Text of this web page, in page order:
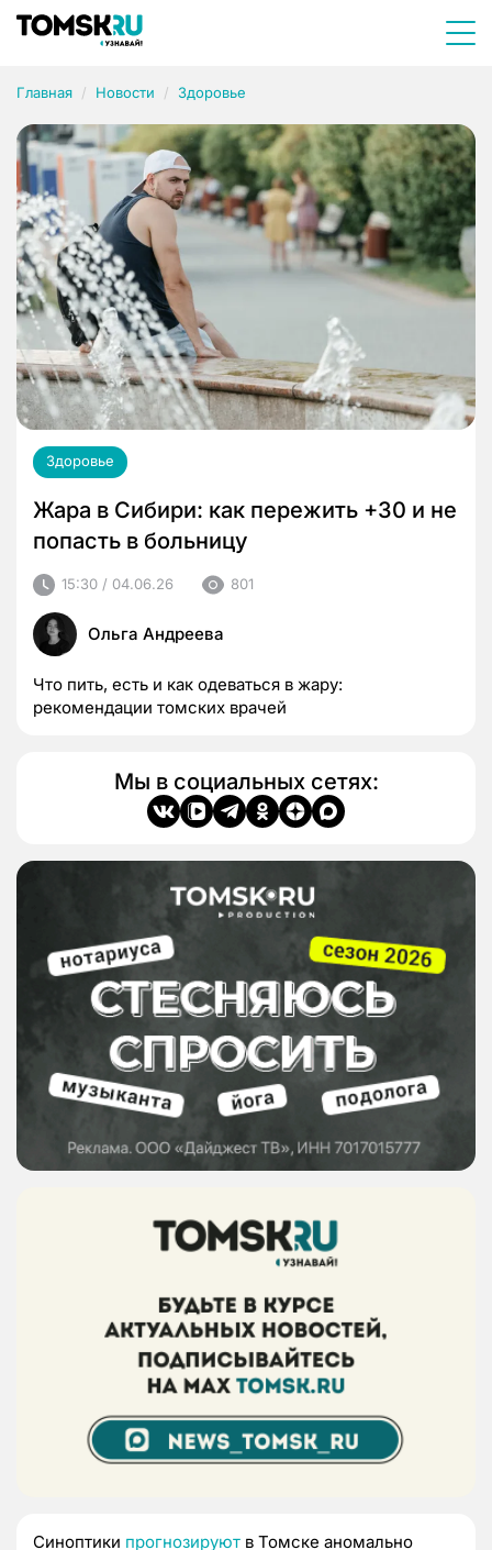
Главная Новости Здоровье
Здоровье
Жара в Сибири: как пережить +30 и не
попасть в больницу
15:30 / 04.06.26 801
Ольга Андреева
Что пить, есть и как одеваться в жару:
рекомендации томских врачей
Мы в социальных сетях:
Синоптики прогнозируют в Томске аномально